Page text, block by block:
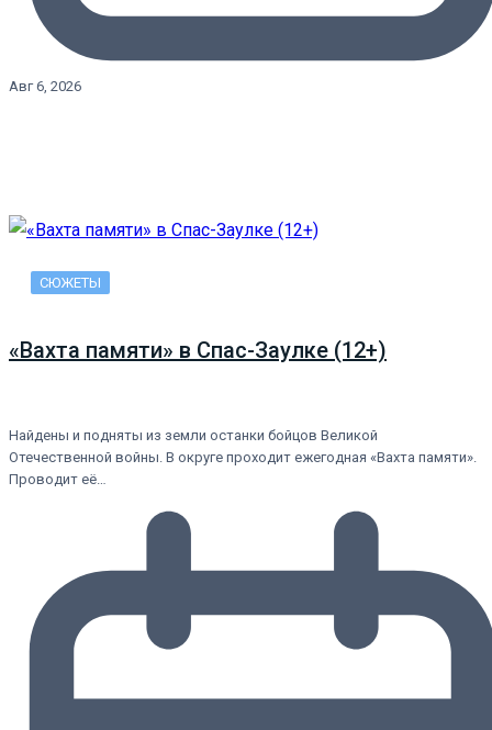
Авг 6, 2026
СЮЖЕТЫ
«Вахта памяти» в Спас-Заулке (12+)
Найдены и подняты из земли останки бойцов Великой
Отечественной войны. В округе проходит ежегодная «Вахта памяти».
Проводит её…